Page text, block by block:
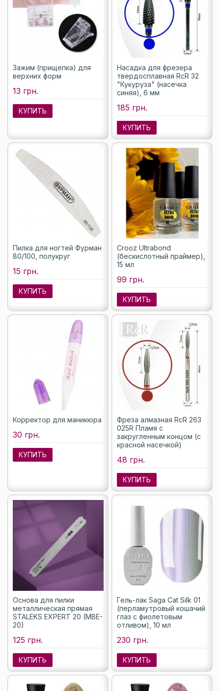
Зажим (прищепка) для
верхних форм
13 грн.
КУПИТЬ
Насадка для фрезера
твердосплавная RcR 32
"Кукуруза" (насечка
синяя), 6 мм
185 грн.
КУПИТЬ
Пилка для ногтей Фурман
80/100, полукруг
15 грн.
КУПИТЬ
Crooz Ultrabond
(бескислотный праймер),
15 мл
99 грн.
КУПИТЬ
Корректор для маникюра
30 грн.
КУПИТЬ
Фреза алмазная RcR 263
025R Пламя с
закругленным концом (с
красной насечкой)
48 грн.
КУПИТЬ
Основа для пилки
металлическая прямая
STALEKS EXPERT 20 (MBE-
20)
125 грн.
КУПИТЬ
Гель-лак Saga Cat Silk 01
(перламутровый кошачий
глаз с фиолетовым
отливом), 10 мл
230 грн.
КУПИТЬ